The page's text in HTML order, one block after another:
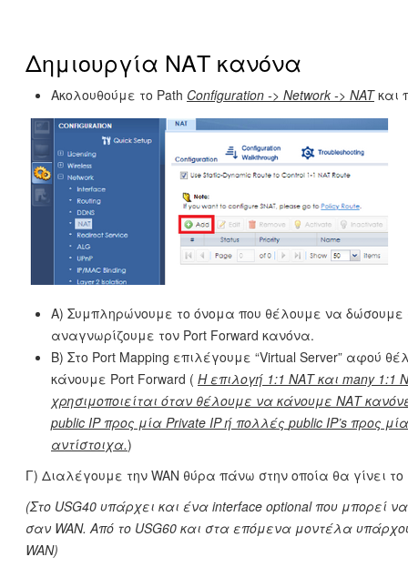
Δημιουργία ΝΑΤ κανόνα
Ακολουθούμε το Path Configuration -> Network -> NATκαι
Α) Συμπληρώνουμε το όνομα που θέλουμε να
αναγνωρίζουμε τον Port Forward κανόνα.
Β) Στο Port Mapping επιλέγουμε “Virtual Server” αφού
κάνουμε Port Forward ( Η επιλογή 1:1 ΝΑΤ και many 1:1
χρησιμοποιείται όταν θέλουμε να κάνουμε ΝΑΤ
public IP προς μία Private IP ή πολλές public IP’s προς
αντίστοιχα.)
Γ) Διαλέγουμε την WAN θύρα πάνω στην οποία θα γίνει το
(Στο USG40 υπάρχει και ένα interface optional που μπορεί
σαν WAN. Από το USG60 και στα επόμενα μοντέλα
WAN)